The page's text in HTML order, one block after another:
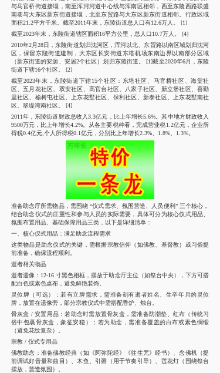
与马官桥街道接壤，南至浑河河道中心线与浑南区相邻，西至东陵西路联盛
南巷与大东区新东街道接壤，北至东贸路与大东区新东街道相邻。行政区域
面积21.2平方千米。截至2011年末，东陵街道总人口有12.6万人。 [1]
截至2023年末，东陵街道辖区面积16平方公里，总人口10.7万人。 [4]
2010年2月28日，东陵街道划归沈河区，浑河以北、东贸路以南区域划归沈河
区，保留东陵街道建制，大东区长安街道东塔机场东南边界以南部分区域
（新东街道的安源、安居2个社区）划归东陵街道。 [1]截至2020年6月，东陵
街道下辖16个社区。 [2]
截至2023年末，东陵街道下辖15个社区：东塔社区、马官桥社区、海棠社
区、五月花社区、双安社区、高官台社区、八家子社区、新立堡社区、喜勤
里社区、榆树屯社区、上东花墅社区、保利社区、新泰社区、上东花墅南社
区、翠堤湾南社区。 [4]
2011年，东陵街道财政总收入3.3亿元，比上年增长5.6%。其中地方财政收入
9500万元，比上年增长4.2%。从各主要税种看，完成营业税1.2亿元，企业所
得税0.4亿元,个人所得税0.1亿元，分别比上年增长2.3%、1.8%、1.3%。
准备助念厅所需物品，需围绕 “仪式需求、氛围营造、人员便利” 三个核心，
结合助念仪式的庄重性和参与人员的实际需要，具体可分为核心仪式用品、
氛围布置用品、基础保障用品三类，以下是详细清单：
一、核心仪式用品：满足助念流程需求
这类物品是助念仪式的关键，需根据宗教信仰（如佛教、基督教）或习俗提
前准备，确保流程顺利。
逝者相关物品
逝者遗像：12-16 寸黑色相框，摆放于助念厅主位（如祭台中央），下方可搭
配白色或素色桌布，避免鲜艳装饰。
灵位牌（可选）：若有立牌需求，需准备刻有逝者姓名、生卒年月的灵位
牌，放置在遗像旁，部分宗教仪式中需搭配香炉、烛台。
骨灰盒 / 安置用品：若助念时需放置骨灰盒，需准备防潮垫、红布（传统习
俗中包裹骨灰盒，象征安稳）；若为助念，需准备覆盖的白布或素色绸缎
（避免花纹复杂）。
宗教 / 仪式专用品
佛教助念：准备佛教经典（如《阿弥陀经》《往生咒》经书）、念佛机（提
前调试好音量和曲目）、木鱼、引磬（用于节奏引导）、莲花灯（围绕祭台
摆放，营造氛围）。